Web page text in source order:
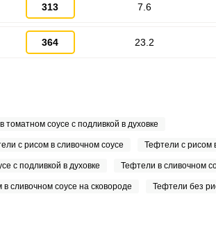
313 7.6
364 23.2
томатном соусе с подливкой в духовке
с рисом в сливочном соусе Тефтели с рисом
с подливкой в духовке Тефтели в сливочном
сливочном соусе на сковороде Тефтели без